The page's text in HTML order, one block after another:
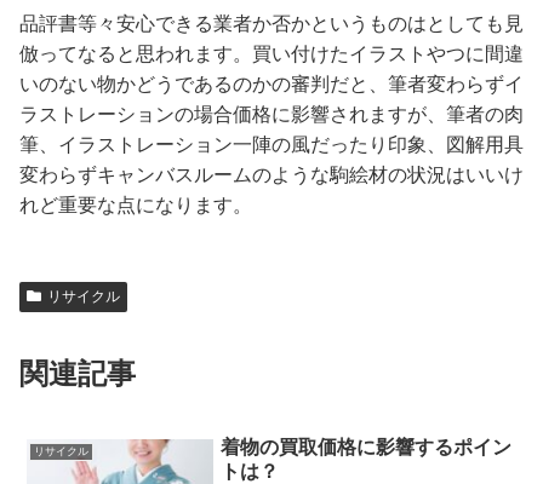
品評書等々安心できる業者か否かというものはとしても見
倣ってなると思われます。買い付けたイラストやつに間違
いのない物かどうであるのかの審判だと、筆者変わらずイ
ラストレーションの場合価格に影響されますが、筆者の肉
筆、イラストレーション一陣の風だったり印象、図解用具
変わらずキャンバスルームのような駒絵材の状況はいいけ
れど重要な点になります。
リサイクル
関連記事
リサイクル
着物の買取価格に影響するポイン
トは？